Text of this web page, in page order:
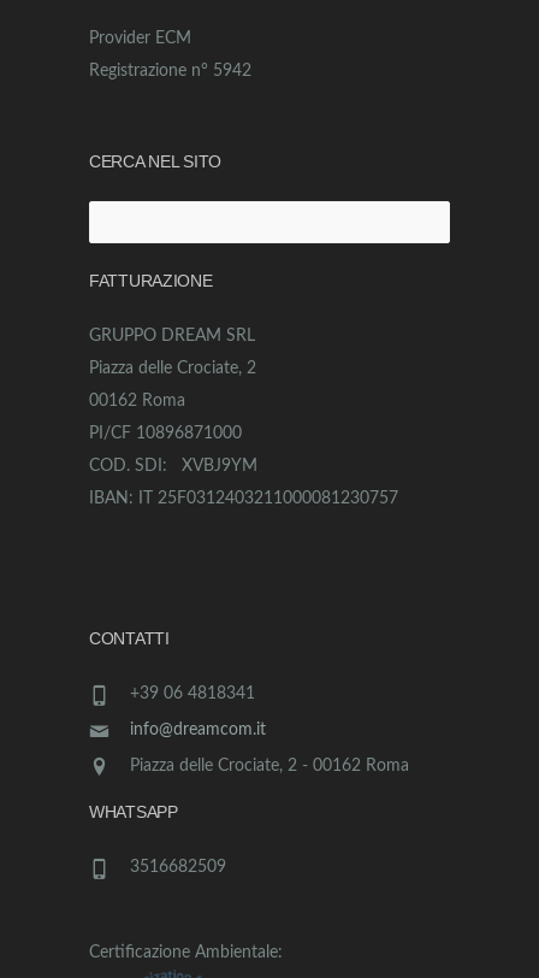
Provider ECM
Registrazione n° 5942
CERCA NEL SITO
per:
FATTURAZIONE
GRUPPO DREAM SRL
Piazza delle Crociate, 2
00162 Roma
PI/CF 10896871000
COD. SDI: XVBJ9YM
IBAN: IT 25F0312403211000081230757
CONTATTI
+39 06 4818341
info@dreamcom.it
Piazza delle Crociate, 2 - 00162 Roma
WHATSAPP
3516682509
Certificazione Ambientale: